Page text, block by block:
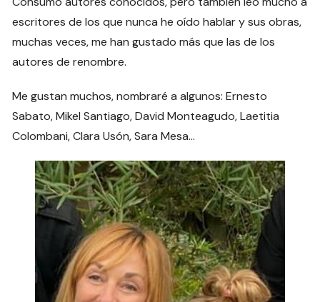
escritores de los que nunca he oído hablar y sus obras,
muchas veces, me han gustado más que las de los
autores de renombre.
Me gustan muchos, nombraré a algunos: Ernesto
Sabato, Mikel Santiago, David Monteagudo, Laetitia
Colombani, Clara Usón, Sara Mesa…